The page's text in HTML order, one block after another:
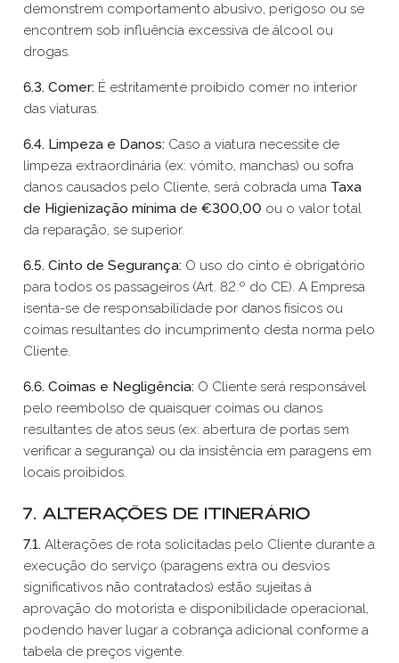
demonstrem comportamento abusivo, perigoso ou se
encontrem sob influência excessiva de álcool ou
drogas.
6.3. Comer: É estritamente proibido comer no interior
das viaturas.
6.4. Limpeza e Danos: Caso a viatura necessite de
limpeza extraordinária (ex: vómito, manchas) ou sofra
danos causados pelo Cliente, será cobrada uma Taxa
de Higienização mínima de €300,00 ou o valor total
da reparação, se superior.
6.5. Cinto de Segurança: O uso do cinto é obrigatório
para todos os passageiros (Art. 82.º do CE). A Empresa
isenta-se de responsabilidade por danos físicos ou
coimas resultantes do incumprimento desta norma pelo
Cliente.
6.6. Coimas e Negligência: O Cliente será responsável
pelo reembolso de quaisquer coimas ou danos
resultantes de atos seus (ex: abertura de portas sem
verificar a segurança) ou da insistência em paragens em
locais proibidos.
7. Alterações de Itinerário
7.1. Alterações de rota solicitadas pelo Cliente durante a
execução do serviço (paragens extra ou desvios
significativos não contratados) estão sujeitas à
aprovação do motorista e disponibilidade operacional,
podendo haver lugar a cobrança adicional conforme a
tabela de preços vigente.